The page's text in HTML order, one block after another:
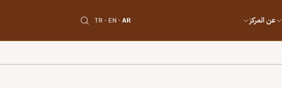
عن المركز AR
EN
TR